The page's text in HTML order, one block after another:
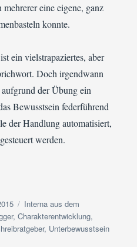
eine eigene, ganz
konnte.
ein vielstrapaziertes, aber
Doch irgendwann
der Übung ein
Bewusstsein federführend
der Handlung automatisiert,
werden.
| Charakterkonstruktion vs.
Kategorien
Interna aus dem
,Charakterentwicklung,
, Unterbewusstsein